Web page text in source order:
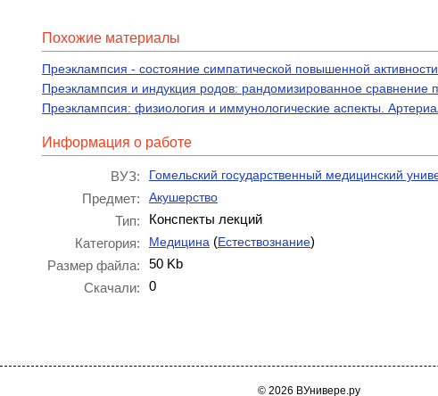
Похожие материалы
Преэклампсия - состояние симпатической повышенной
Преэклампсия и индукция родов: рандомизированное сравнение
Преэклампсия: физиология и иммунологические аспекты.
Информация о работе
ВУЗ: Гомельский государственный медицинский
Предмет: Акушерство
Тип:
Конспекты лекций
Категория:
Медицина (Естествознание)
Размер файла:
50 Kb
Скачали:
0
© 2026 ВУнивере.ру